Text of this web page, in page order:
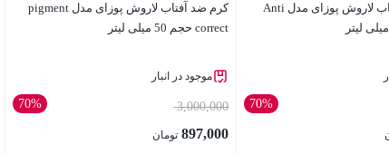
کرم ژل ضد آفتاب لاروش پوزای مدل Anti
70%
کرم ضد آفتاب لاروش پوزای مدل pigment
correct حجم 50 میلی لیتر
موجود در انبار
70% 3,000,000
897,000 تومان